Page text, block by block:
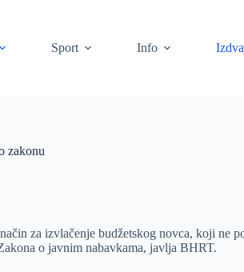
Sport Info
zakonu
za izvlačenje budžetskog novca, koji ne
o javnim nabavkama, javlja BHRT.